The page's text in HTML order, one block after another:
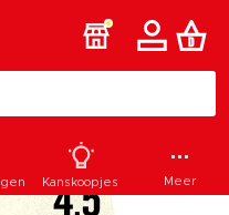
Kanskoopjes Meer